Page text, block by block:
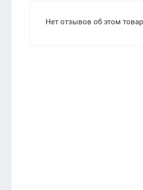
Нет отзывов об этом